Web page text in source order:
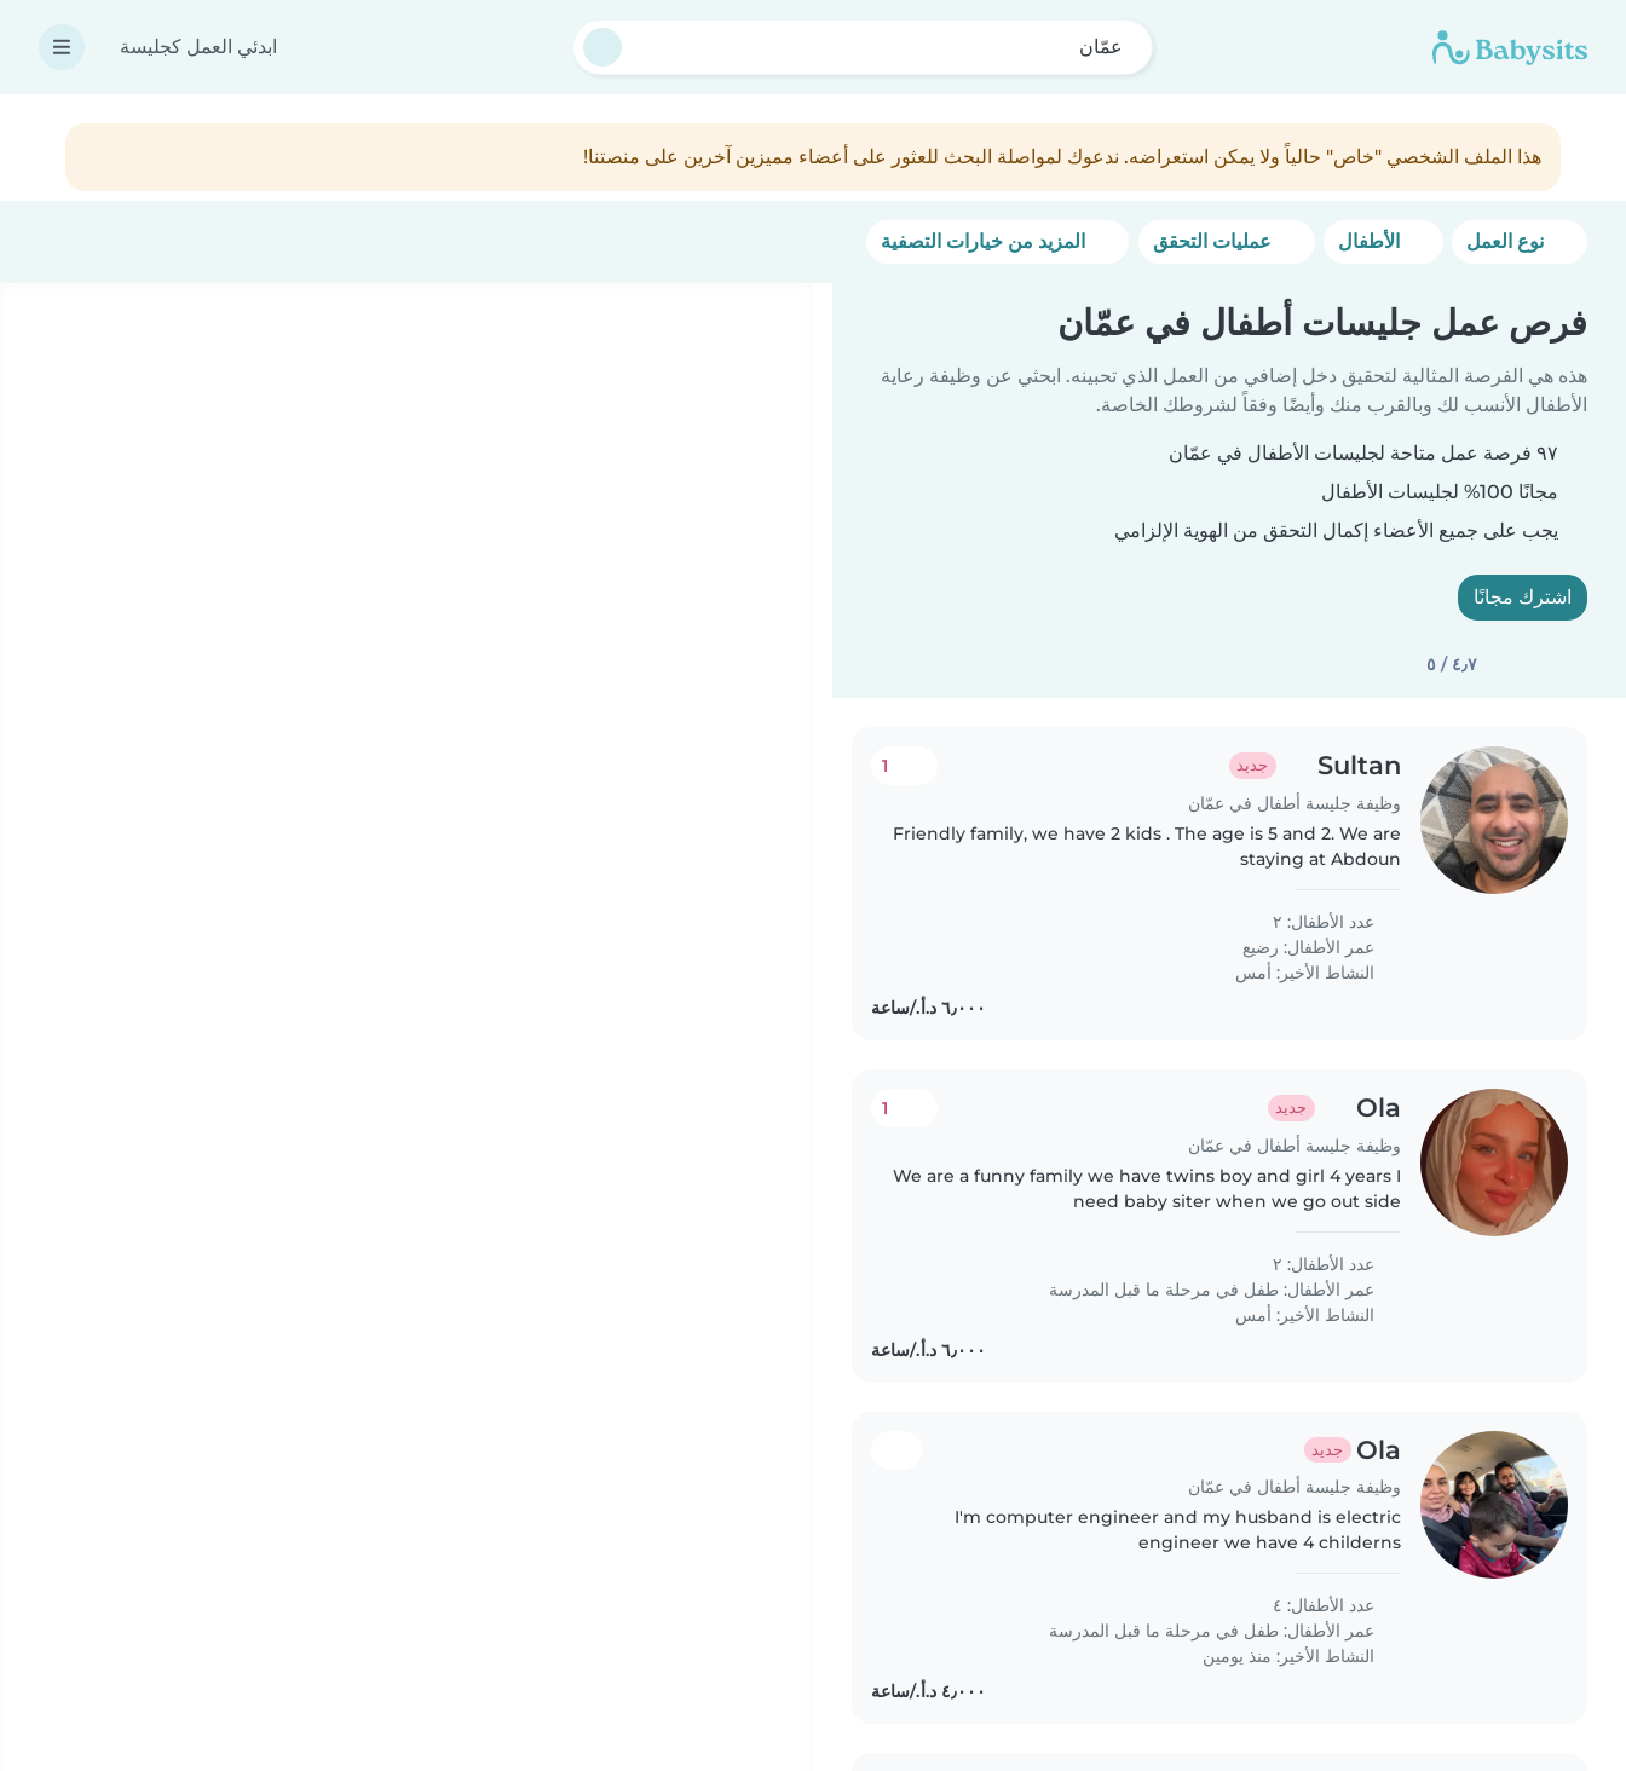
عمّان ابدئي العمل كجليسة
هذا الملف الشخصي "خاص" حالياً ولا يمكن استعراضه. ندعوك لمواصلة البحث للعثور على أعضاء مميزين آخرين على منصتنا!
الأطفال
فرص عمل جليسات أطفال في عمّان
هذه هي الفرصة المثالية لتحقيق دخل إضافي من العمل الذي تحبينه. ابحثي عن وظيفة رعاية
الأطفال الأنسب لك وبالقرب منك وأيضًا وفقاً لشروطك الخاصة.
٩٧ فرصة عمل متاحة لجليسات الأطفال في عمّان
مجانًا 100% لجليسات الأطفال
يجب على جميع الأعضاء إكمال التحقق من الهوية الإلزامي
اشترك مجانًا
٤٫٧ / ٥
Sultan جديد
وظيفة جليسة أطفال في عمّان
1
Friendly family, we have 2 kids . The age is 5 and 2. We are
staying at Abdoun
عدد الأطفال: ٢
عمر الأطفال: رضيع
النشاط الأخير: أمس
Ola جديد
وظيفة جليسة أطفال في عمّان
1
We are a funny family we have twins boy and girl 4 years I
need baby siter when we go out side
عدد الأطفال: ٢
عمر الأطفال: طفل في مرحلة ما قبل المدرسة
النشاط الأخير: أمس
Ola جديد
وظيفة جليسة أطفال في عمّان
I'm computer engineer and my husband is electric
engineer we have 4 childerns
عدد الأطفال: ٤
عمر الأطفال: طفل في مرحلة ما قبل المدرسة
النشاط الأخير: منذ يومين